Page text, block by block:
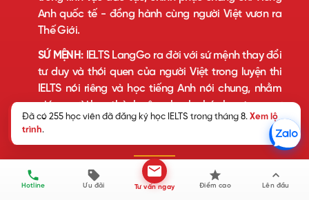
Hotline Ưu đãi Tư vấn ngay Điểm cao Lên đầu
Đã có 255 học viên đã đăng ký học IELTS trong tháng 8. Xem lộ
trình.
Anh quốc tế - đồng hành cùng người Việt vươn ra
Thế Giới.
SỨ MỆNH:IELTS LangGo ra đời với sứ mệnh thay đổi
tư duy và thói quen của người Việt trong luyện thi
IELTS nói riêng và học tiếng Anh nói chung, nhằm
giúp người học thành công, hạnh phúc hơn trong sự
nghiệp và cuộc sống.
VPT: Số 201 Cầu Giấy, phường Cầu Giấy, TP Hà Nội
Cơ sở 1: Số 179 Trường Chinh, phường Phương Liệt,